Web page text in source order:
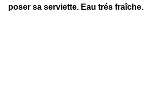
poser sa serviette. Eau trés fraîche.